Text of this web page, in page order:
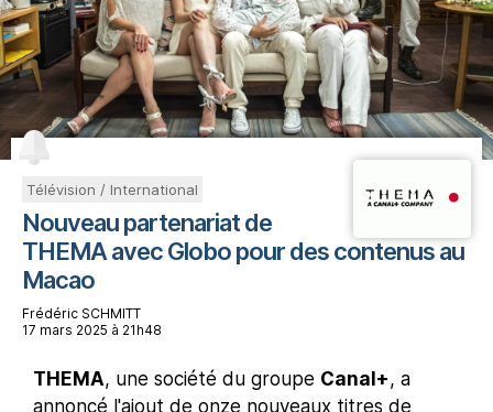
Télévision / International
Nouveau partenariat de
THEMA avec Globo pour des contenus au
Macao
Frédéric SCHMITT
17 mars 2025 à 21h48
THEMA, une société du groupe Canal+, a
annoncé l'ajout de onze nouveaux titres de